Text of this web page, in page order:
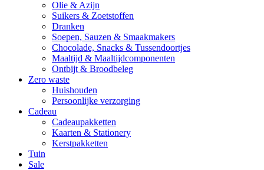
Olie & Azijn
Suikers & Zoetstoffen
Dranken
Soepen, Sauzen & Smaakmakers
Chocolade, Snacks & Tussendoortjes
Maaltijd & Maaltijdcomponenten
Ontbijt & Broodbeleg
Zero waste
Huishouden
Persoonlijke verzorging
Cadeau
Cadeaupakketten
Kaarten & Stationery
Kerstpakketten
Tuin
Sale